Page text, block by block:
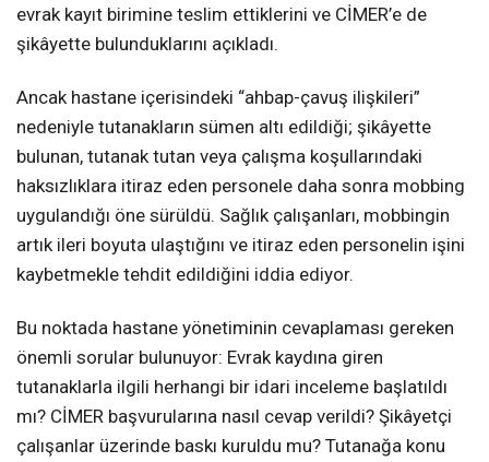
evrak kayıt birimine teslim ettiklerini ve CİMER’e de
şikâyette bulunduklarını açıkladı.
Ancak hastane içerisindeki “ahbap-çavuş ilişkileri”
nedeniyle tutanakların sümen altı edildiği; şikâyette
bulunan, tutanak tutan veya çalışma koşullarındaki
haksızlıklara itiraz eden personele daha sonra mobbing
uygulandığı öne sürüldü. Sağlık çalışanları, mobbingin
artık ileri boyuta ulaştığını ve itiraz eden personelin işini
kaybetmekle tehdit edildiğini iddia ediyor.
Bu noktada hastane yönetiminin cevaplaması gereken
önemli sorular bulunuyor: Evrak kaydına giren
tutanaklarla ilgili herhangi bir idari inceleme başlatıldı
mı? CİMER başvurularına nasıl cevap verildi? Şikâyetçi
çalışanlar üzerinde baskı kuruldu mu? Tutanağa konu